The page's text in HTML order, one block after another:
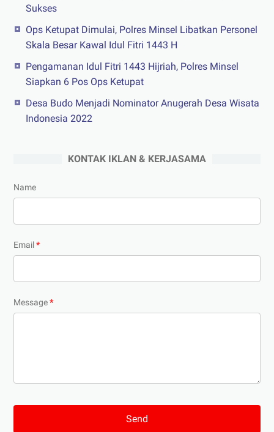
Sukses
Ops Ketupat Dimulai, Polres Minsel Libatkan Personel
Skala Besar Kawal Idul Fitri 1443 H
Pengamanan Idul Fitri 1443 Hijriah, Polres Minsel
Siapkan 6 Pos Ops Ketupat
Desa Budo Menjadi Nominator Anugerah Desa Wisata
Indonesia 2022
KONTAK IKLAN & KERJASAMA
Name
Email *
Message*